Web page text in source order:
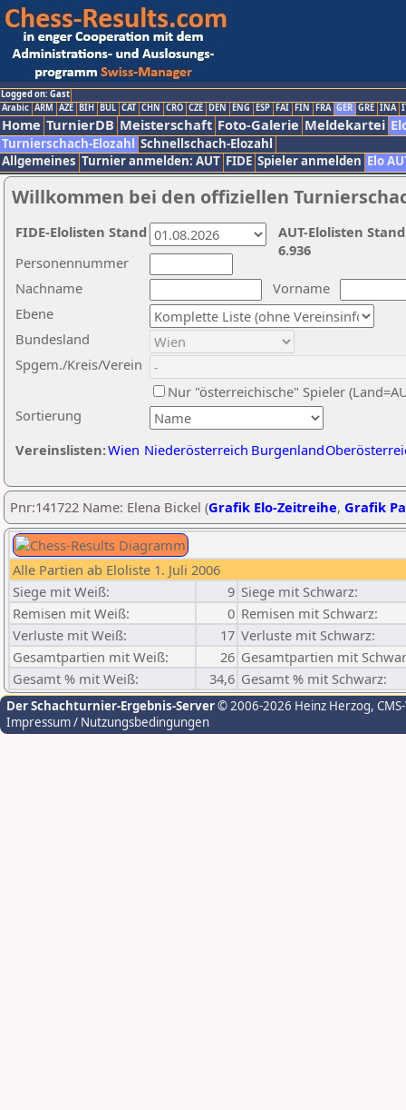
Logged on: Gast
Arabic ARM AZE BIH BUL CAT CHN CRO CZE DEN ENG ESP FAI FIN FRA GER GRE INA
Home TurnierDB Meisterschaft Foto-Galerie Meldekartei
Turnierschach-Elozahl Schnellschach-Elozahl
Allgemeines Turnier anmelden: AUT FIDE Spieler anmelden Elo
Willkommen bei den offiziellen
Nachname
Vorname
Ebene
Sortierung
Personennummer
Bundesland
Spgem./Kreis/Verein
Nur "österreichische" Spieler
Vereinslisten:Wien Niederösterreich Burgenland
AUT-Elolisten
6.936
FIDE-Elolisten Stand
Pnr:141722 Name: Elena Bickel (Grafik Elo-Zeitreihe, Grafik
Alle Partien ab Eloliste 1. Juli 2006
Siege mit Weiß:
9 Siege mit Schwarz:
Remisen mit Weiß:
0 Remisen mit Schwarz:
Verluste mit Weiß:
17 Verluste mit Schwarz:
Gesamtpartien mit Weiß:
26 Gesamtpartien mit
Gesamt % mit Weiß:
34,6 Gesamt % mit Schwarz:
Der Schachturnier-Ergebnis-Server© 2006-2026 Heinz Herzog,
Impressum / Nutzungsbedingungen